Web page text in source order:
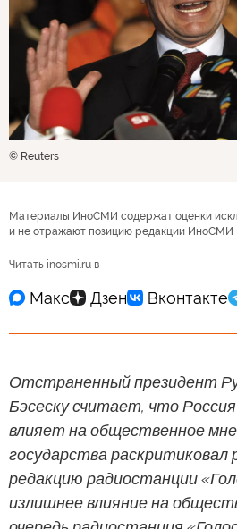
© Reuters
Материалы ИноСМИ содержат оценки
и не отражают позицию редакции ИноСМИ
Читать inosmi.ru в
Отстраненный президент
Бэсеску считает, что
влияет на общественное
государства раскритиковал
редакцию радиостанции
излишнее влияние на